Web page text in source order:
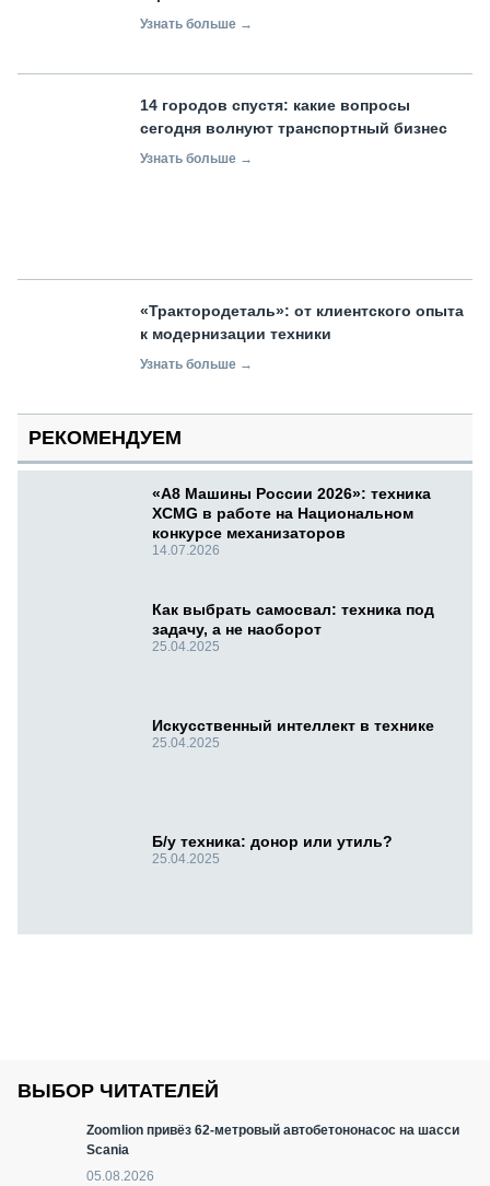
Узнать больше →
14 городов спустя: какие вопросы
сегодня волнуют транспортный бизнес
Узнать больше →
«Трактородеталь»: от клиентского опыта
к модернизации техники
Узнать больше →
РЕКОМЕНДУЕМ
«А8 Машины России 2026»: техника
XCMG в работе на Национальном
конкурсе механизаторов
14.07.2026
Как выбрать самосвал: техника под
задачу, а не наоборот
25.04.2025
Искусственный интеллект в технике
25.04.2025
Б/у техника: донор или утиль?
25.04.2025
ВЫБОР ЧИТАТЕЛЕЙ
Zoomlion привёз 62-метровый автобетононасос на шасси
Scania
05.08.2026